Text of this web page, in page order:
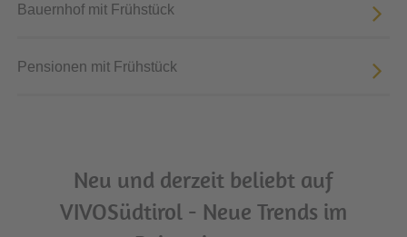
Bauernhof mit Frühstück
Pensionen mit Frühstück
Neu und derzeit beliebt auf
VIVOSüdtirol - Neue Trends im